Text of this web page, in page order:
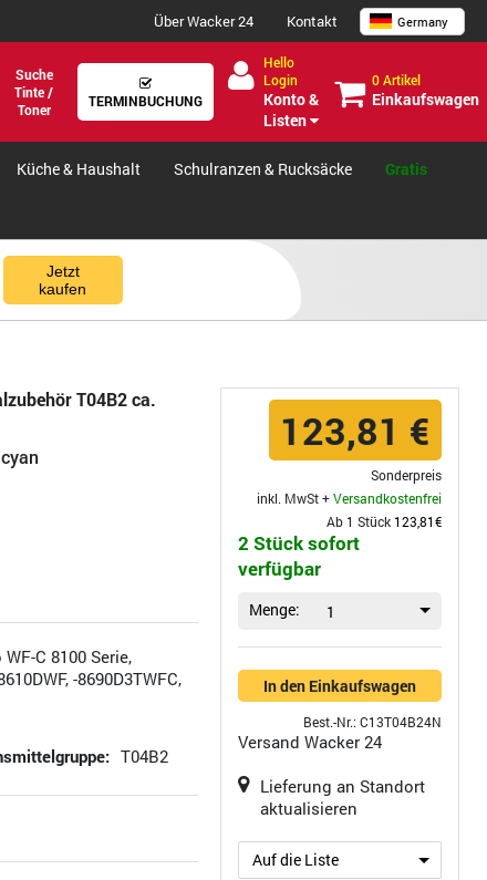
Über Wacker 24 Kontakt Germany
Suche
Tinte /
Toner
TERMINBUCHUNG
Hello
Login
Konto &
Listen
0 Artikel
Einkaufswagen
Küche & Haushalt Schulranzen & Rucksäcke Gratis
Jetzt
kaufen
T04B2 ca.
C 8100 Serie,
-8690D3TWFC,
T04B2
123,81 €
Sonderpreis
inkl. MwSt +Versandkostenfrei
Ab 1 Stück 123,81€
2 Stück sofort
verfügbar
Menge: 1
In den Einkaufswagen
Best.-Nr.: C13T04B24N
Versand Wacker 24
Lieferung an Standort
aktualisieren
Auf die Liste